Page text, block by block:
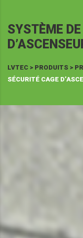
SYSTÈME
LVTEC > PRODUITS >
SÉCURITÉ CAGE